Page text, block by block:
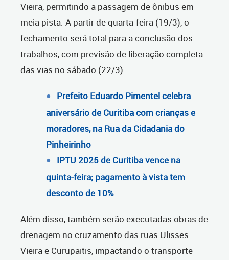
Vieira, permitindo a passagem de ônibus em
meia pista. A partir de quarta-feira (19/3), o
fechamento será total para a conclusão dos
trabalhos, com previsão de liberação completa
das vias no sábado (22/3).
Prefeito Eduardo Pimentel celebra
aniversário de Curitiba com crianças e
moradores, na Rua da Cidadania do
Pinheirinho
IPTU 2025 de Curitiba vence na
quinta-feira; pagamento à vista tem
desconto de 10%
Além disso, também serão executadas obras de
drenagem no cruzamento das ruas Ulisses
Vieira e Curupaitis, impactando o transporte